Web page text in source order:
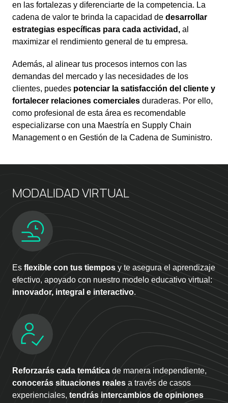
en las fortalezas y diferenciarte de la competencia. La
cadena de valor te brinda la capacidad de desarrollar
estrategias específicas para cada actividad, al
maximizar el rendimiento general de tu empresa.
Además, al alinear tus procesos internos con las
demandas del mercado y las necesidades de los
clientes, puedes potenciar la satisfacción del cliente y
fortalecer relaciones comerciales duraderas. Por ello,
como profesional de esta área es recomendable
especializarse con una Maestría en Supply Chain
Management o en Gestión de la Cadena de Suministro.
MODALIDAD VIRTUAL
Es flexible con tus tiempos y te asegura el aprendizaje
efectivo, apoyado con nuestro modelo educativo virtual:
innovador, integral e interactivo.
Reforzarás cada temática de manera independiente,
conocerás situaciones reales a través de casos
experienciales, tendrás intercambios de opiniones